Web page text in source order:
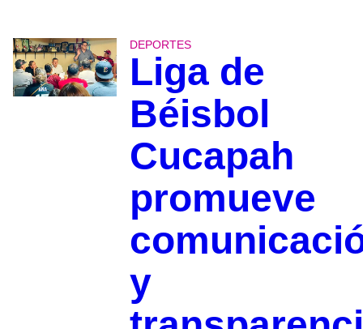
DEPORTES
Liga de
Béisbol
Cucapah
promueve
y